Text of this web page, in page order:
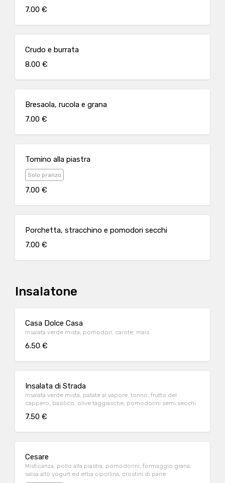
7.00 €
Crudo e burrata
8.00 €
Bresaola, rucola e grana
7.00 €
Tomino alla piastra
Solo pranzo
7.00 €
Porchetta, stracchino e pomodori secchi
7.00 €
Insalatone
Casa Dolce Casa
Insalata verde mista, pomodori, carote, mais
6.50 €
Insalata di Strada
Insalata verde mista, patate al vapore, tonno, frutto del
cappero, basilico, olive taggiasche, pomodorini semi secchi
7.50 €
Cesare
Misticanza, pollo alla piastra, pomodorini, formaggio grana,
salsa allo yogurt ed erba cipollina, crostini di pane